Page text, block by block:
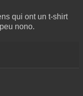
qui ont un t-shirt
nono.